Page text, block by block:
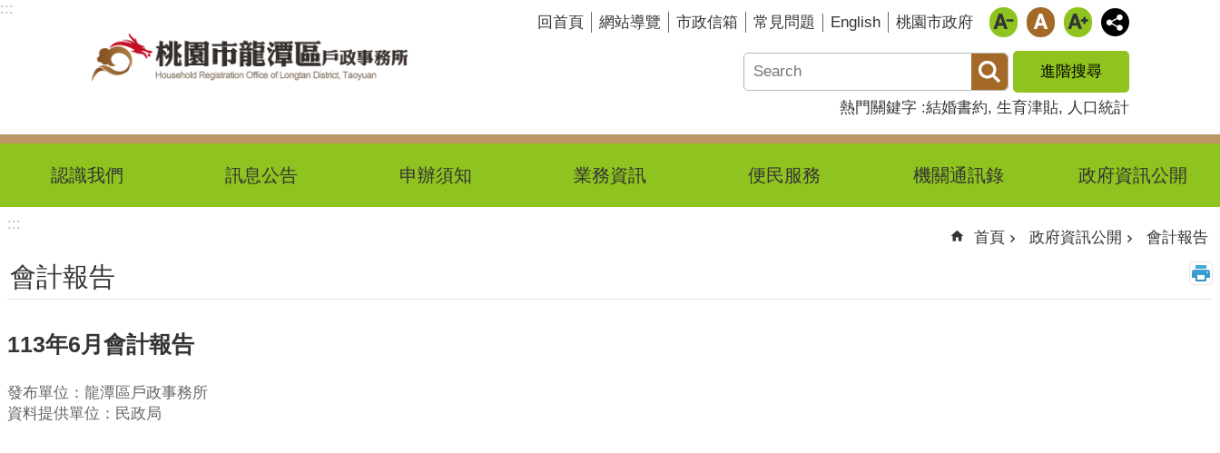
跳到主要內容區塊
:::
回首頁 網站導覽 市政信箱 常見問題 English 桃園市政府
進階搜尋
熱門關鍵字 結婚書約 生育津貼 人口統計
認識我們 訊息公告 申辦須知 業務資訊 便民服務 機關通訊錄 政府資訊公開
:::
首頁 政府資訊公開 會計報告
會計報告
113年6月會計報告
發布單位：龍潭區戶政事務所
資料提供單位：民政局